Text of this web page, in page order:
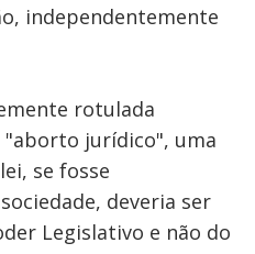
independentemente
rotulada
jurídico", uma
se fosse
deveria ser
Legislativo e não do